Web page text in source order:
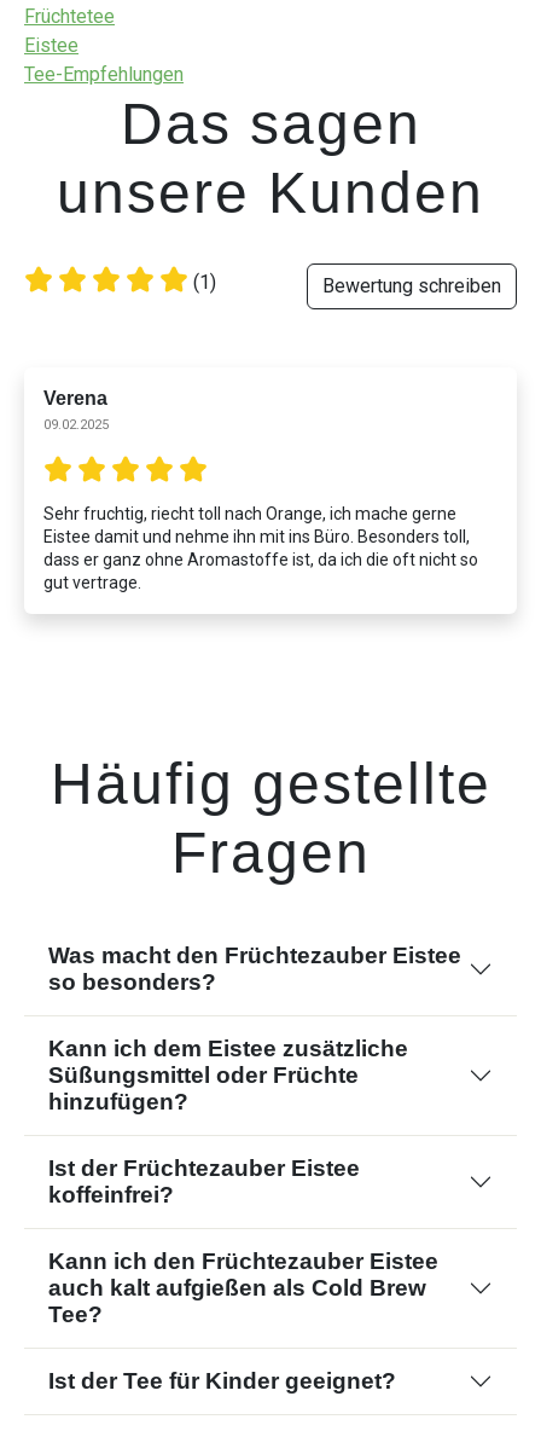
Früchtetee
Eistee
Tee-Empfehlungen
Das sagen
unsere Kunden
(1) Bewertung schreiben
Verena
09.02.2025
Sehr fruchtig, riecht toll nach Orange, ich mache gerne
Eistee damit und nehme ihn mit ins Büro. Besonders toll,
dass er ganz ohne Aromastoffe ist, da ich die oft nicht so
gut vertrage.
Häufig gestellte
Fragen
Was macht den Früchtezauber Eistee
so besonders?
Kann ich dem Eistee zusätzliche
Süßungsmittel oder Früchte
hinzufügen?
Ist der Früchtezauber Eistee
koffeinfrei?
Kann ich den Früchtezauber Eistee
auch kalt aufgießen als Cold Brew
Tee?
Ist der Tee für Kinder geeignet?